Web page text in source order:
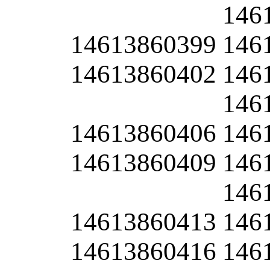
14613860399
14613860402
14613860406
14613860409
14613860413
14613860416